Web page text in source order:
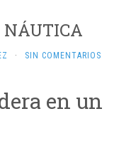
NÁUTICA
· SIN COMENTARIOS
en un